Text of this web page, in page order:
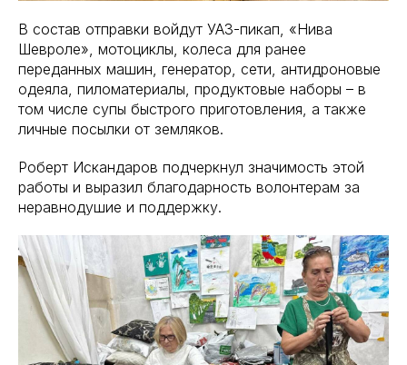
В состав отправки войдут УАЗ-пикап, «Нива
Шевроле», мотоциклы, колеса для ранее
переданных машин, генератор, сети, антидроновые
одеяла, пиломатериалы, продуктовые наборы – в
том числе супы быстрого приготовления, а также
личные посылки от земляков.
Роберт Искандаров подчеркнул значимость этой
работы и выразил благодарность волонтерам за
неравнодушие и поддержку.